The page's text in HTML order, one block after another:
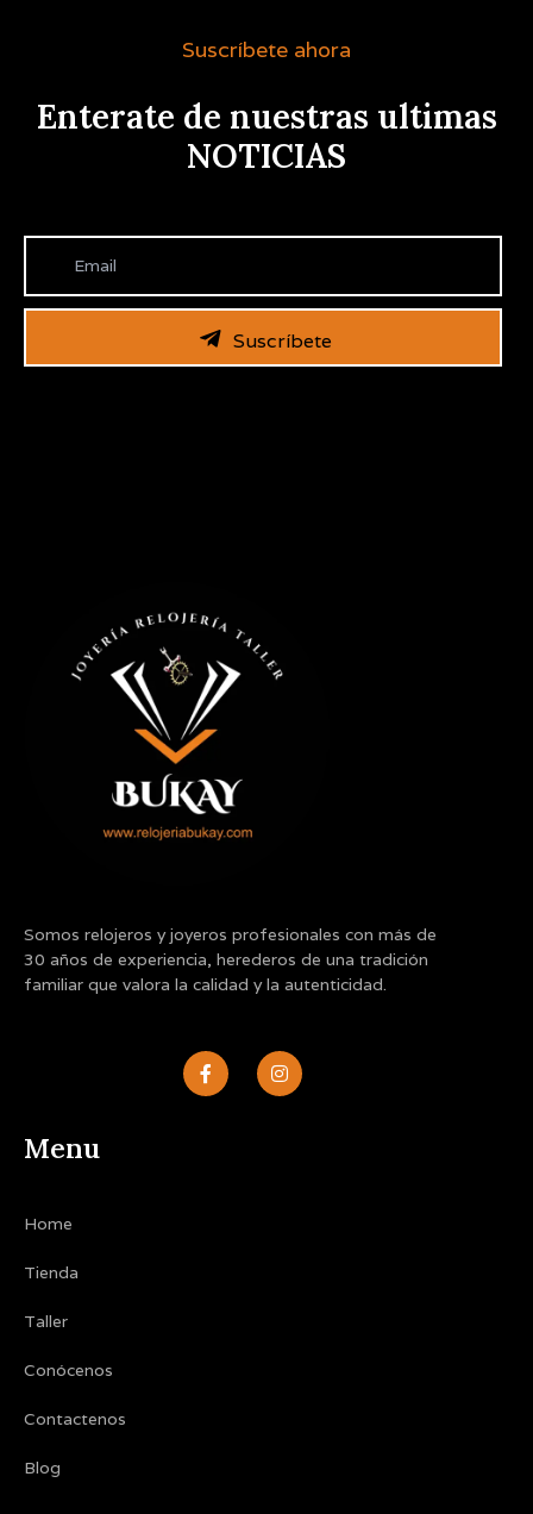
Suscríbete ahora
Enterate de nuestras ultimas
NOTICIAS
Suscríbete
Somos relojeros y joyeros profesionales con más de
30 años de experiencia, herederos de una tradición
familiar que valora la calidad y la autenticidad.
F
a
c
I
n
s
Menu
Home
Tienda
Taller
Conócenos
Contactenos
Blog